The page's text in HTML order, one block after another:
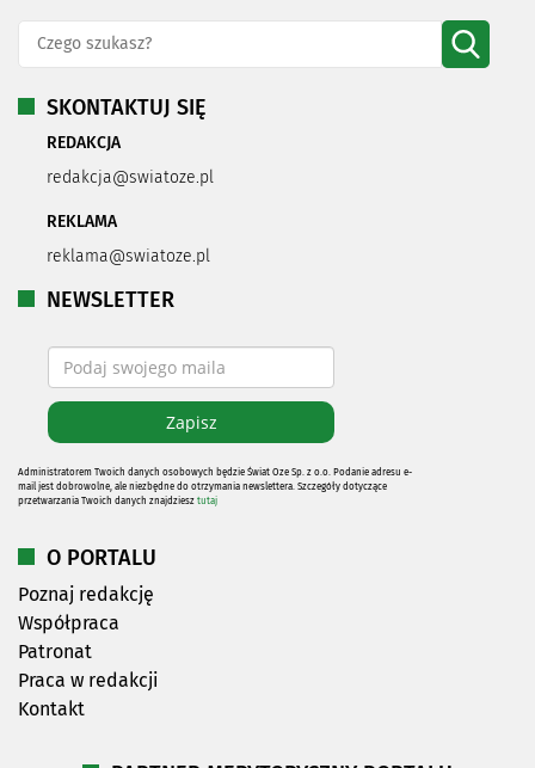
SKONTAKTUJ SIĘ
REDAKCJA
redakcja@swiatoze.pl
REKLAMA
reklama@swiatoze.pl
NEWSLETTER
Administratorem Twoich danych osobowych będzie Świat Oze Sp. z o.o. Podanie adresu e-
mail jest dobrowolne, ale niezbędne do otrzymania newslettera. Szczegóły dotyczące
przetwarzania Twoich danych znajdziesz tutaj
O PORTALU
Poznaj redakcję
Współpraca
Patronat
Praca w redakcji
Kontakt